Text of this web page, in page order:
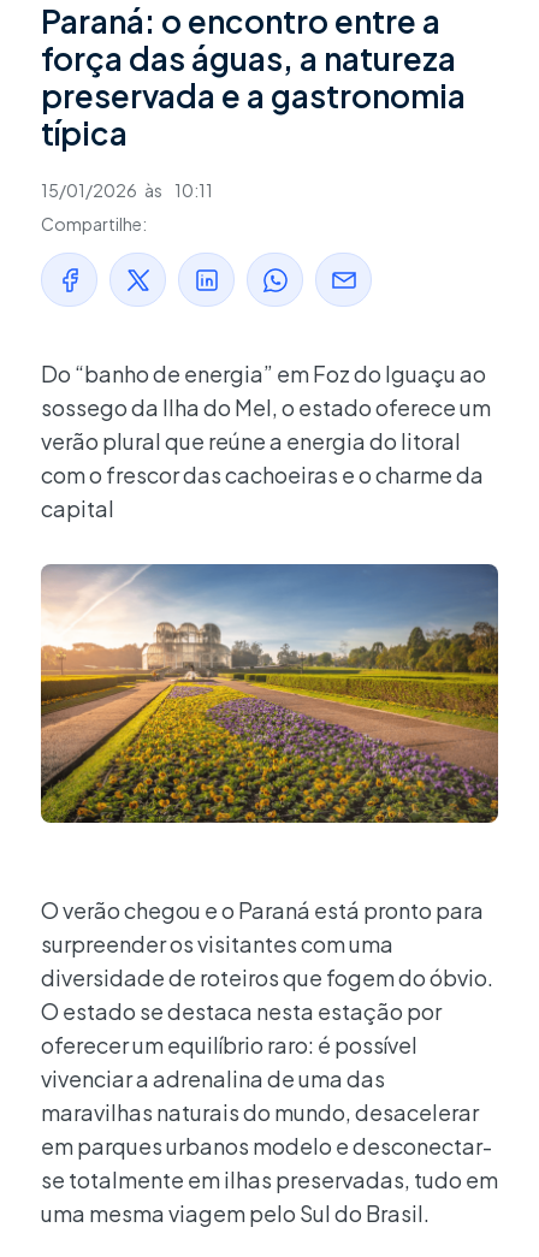
Paraná: o encontro entre a
força das águas, a natureza
preservada e a gastronomia
típica
15/01/2026 às
10:11
Compartilhe:
Do “banho de energia” em Foz do Iguaçu ao
sossego da Ilha do Mel, o estado oferece um
verão plural que reúne a energia do litoral
com o frescor das cachoeiras e o charme da
capital
O verão chegou e o Paraná está pronto para
surpreender os visitantes com uma
diversidade de roteiros que fogem do óbvio.
O estado se destaca nesta estação por
oferecer um equilíbrio raro: é possível
vivenciar a adrenalina de uma das
maravilhas naturais do mundo, desacelerar
em parques urbanos modelo e desconectar-
se totalmente em ilhas preservadas, tudo em
uma mesma viagem pelo Sul do Brasil.